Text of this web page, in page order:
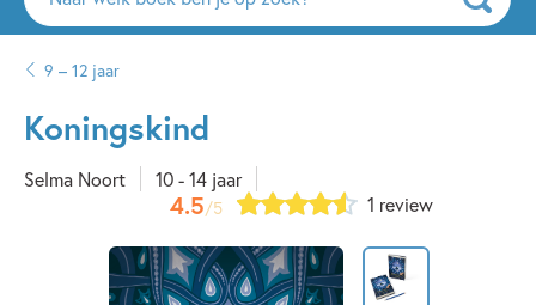
naar
auteurs
uitgevers
9 – 12 jaar
Koningskind
Selma Noort 10 - 14 jaar
4.5/5 1 review